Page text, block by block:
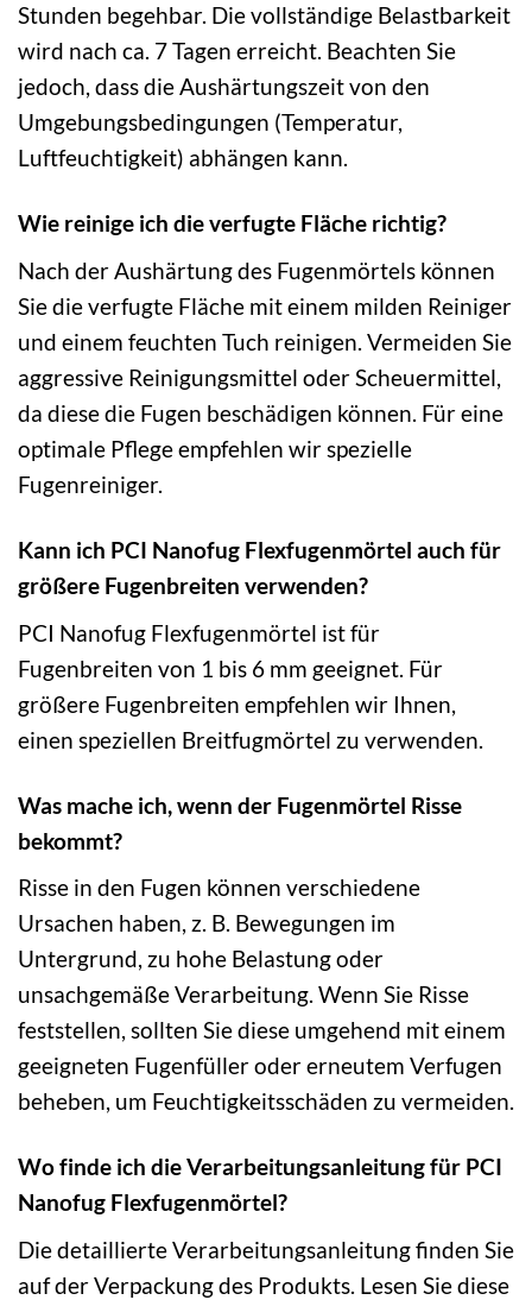
Stunden begehbar. Die vollständige Belastbarkeit
wird nach ca. 7 Tagen erreicht. Beachten Sie
jedoch, dass die Aushärtungszeit von den
Umgebungsbedingungen (Temperatur,
Luftfeuchtigkeit) abhängen kann.
Wie reinige ich die verfugte Fläche richtig?
Nach der Aushärtung des Fugenmörtels können
Sie die verfugte Fläche mit einem milden Reiniger
und einem feuchten Tuch reinigen. Vermeiden Sie
aggressive Reinigungsmittel oder Scheuermittel,
da diese die Fugen beschädigen können. Für eine
optimale Pflege empfehlen wir spezielle
Fugenreiniger.
Kann ich PCI Nanofug Flexfugenmörtel auch für
größere Fugenbreiten verwenden?
PCI Nanofug Flexfugenmörtel ist für
Fugenbreiten von 1 bis 6 mm geeignet. Für
größere Fugenbreiten empfehlen wir Ihnen,
einen speziellen Breitfugmörtel zu verwenden.
Was mache ich, wenn der Fugenmörtel Risse
bekommt?
Risse in den Fugen können verschiedene
Ursachen haben, z. B. Bewegungen im
Untergrund, zu hohe Belastung oder
unsachgemäße Verarbeitung. Wenn Sie Risse
feststellen, sollten Sie diese umgehend mit einem
geeigneten Fugenfüller oder erneutem Verfugen
beheben, um Feuchtigkeitsschäden zu vermeiden.
Wo finde ich die Verarbeitungsanleitung für PCI
Nanofug Flexfugenmörtel?
Die detaillierte Verarbeitungsanleitung finden Sie
auf der Verpackung des Produkts. Lesen Sie diese